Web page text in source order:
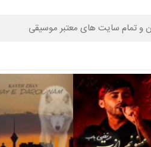
تمام سایت های معتبر موسیقی